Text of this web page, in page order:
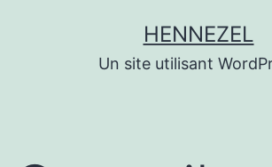
HENNEZEL
Un site utilisant